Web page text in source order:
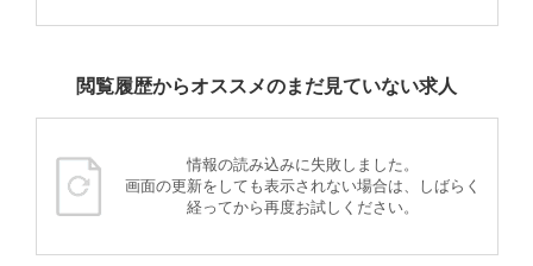
閲覧履歴からオススメのまだ見ていない求人
情報の読み込みに失敗しました。
画面の更新をしても表示されない場合は、しばらく
経ってから再度お試しください。